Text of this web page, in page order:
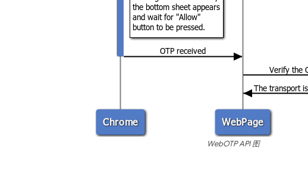
WebOTP API 图